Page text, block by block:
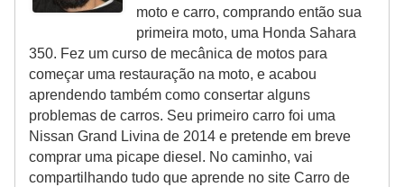
moto e carro, comprando então sua
primeira moto, uma Honda Sahara
350. Fez um curso de mecânica de motos para
começar uma restauração na moto, e acabou
aprendendo também como consertar alguns
problemas de carros. Seu primeiro carro foi uma
Nissan Grand Livina de 2014 e pretende em breve
comprar uma picape diesel. No caminho, vai
compartilhando tudo que aprende no site Carro de
ç
ã
o
S
e